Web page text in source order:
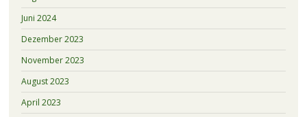
Juni 2024
Dezember 2023
November 2023
August 2023
April 2023